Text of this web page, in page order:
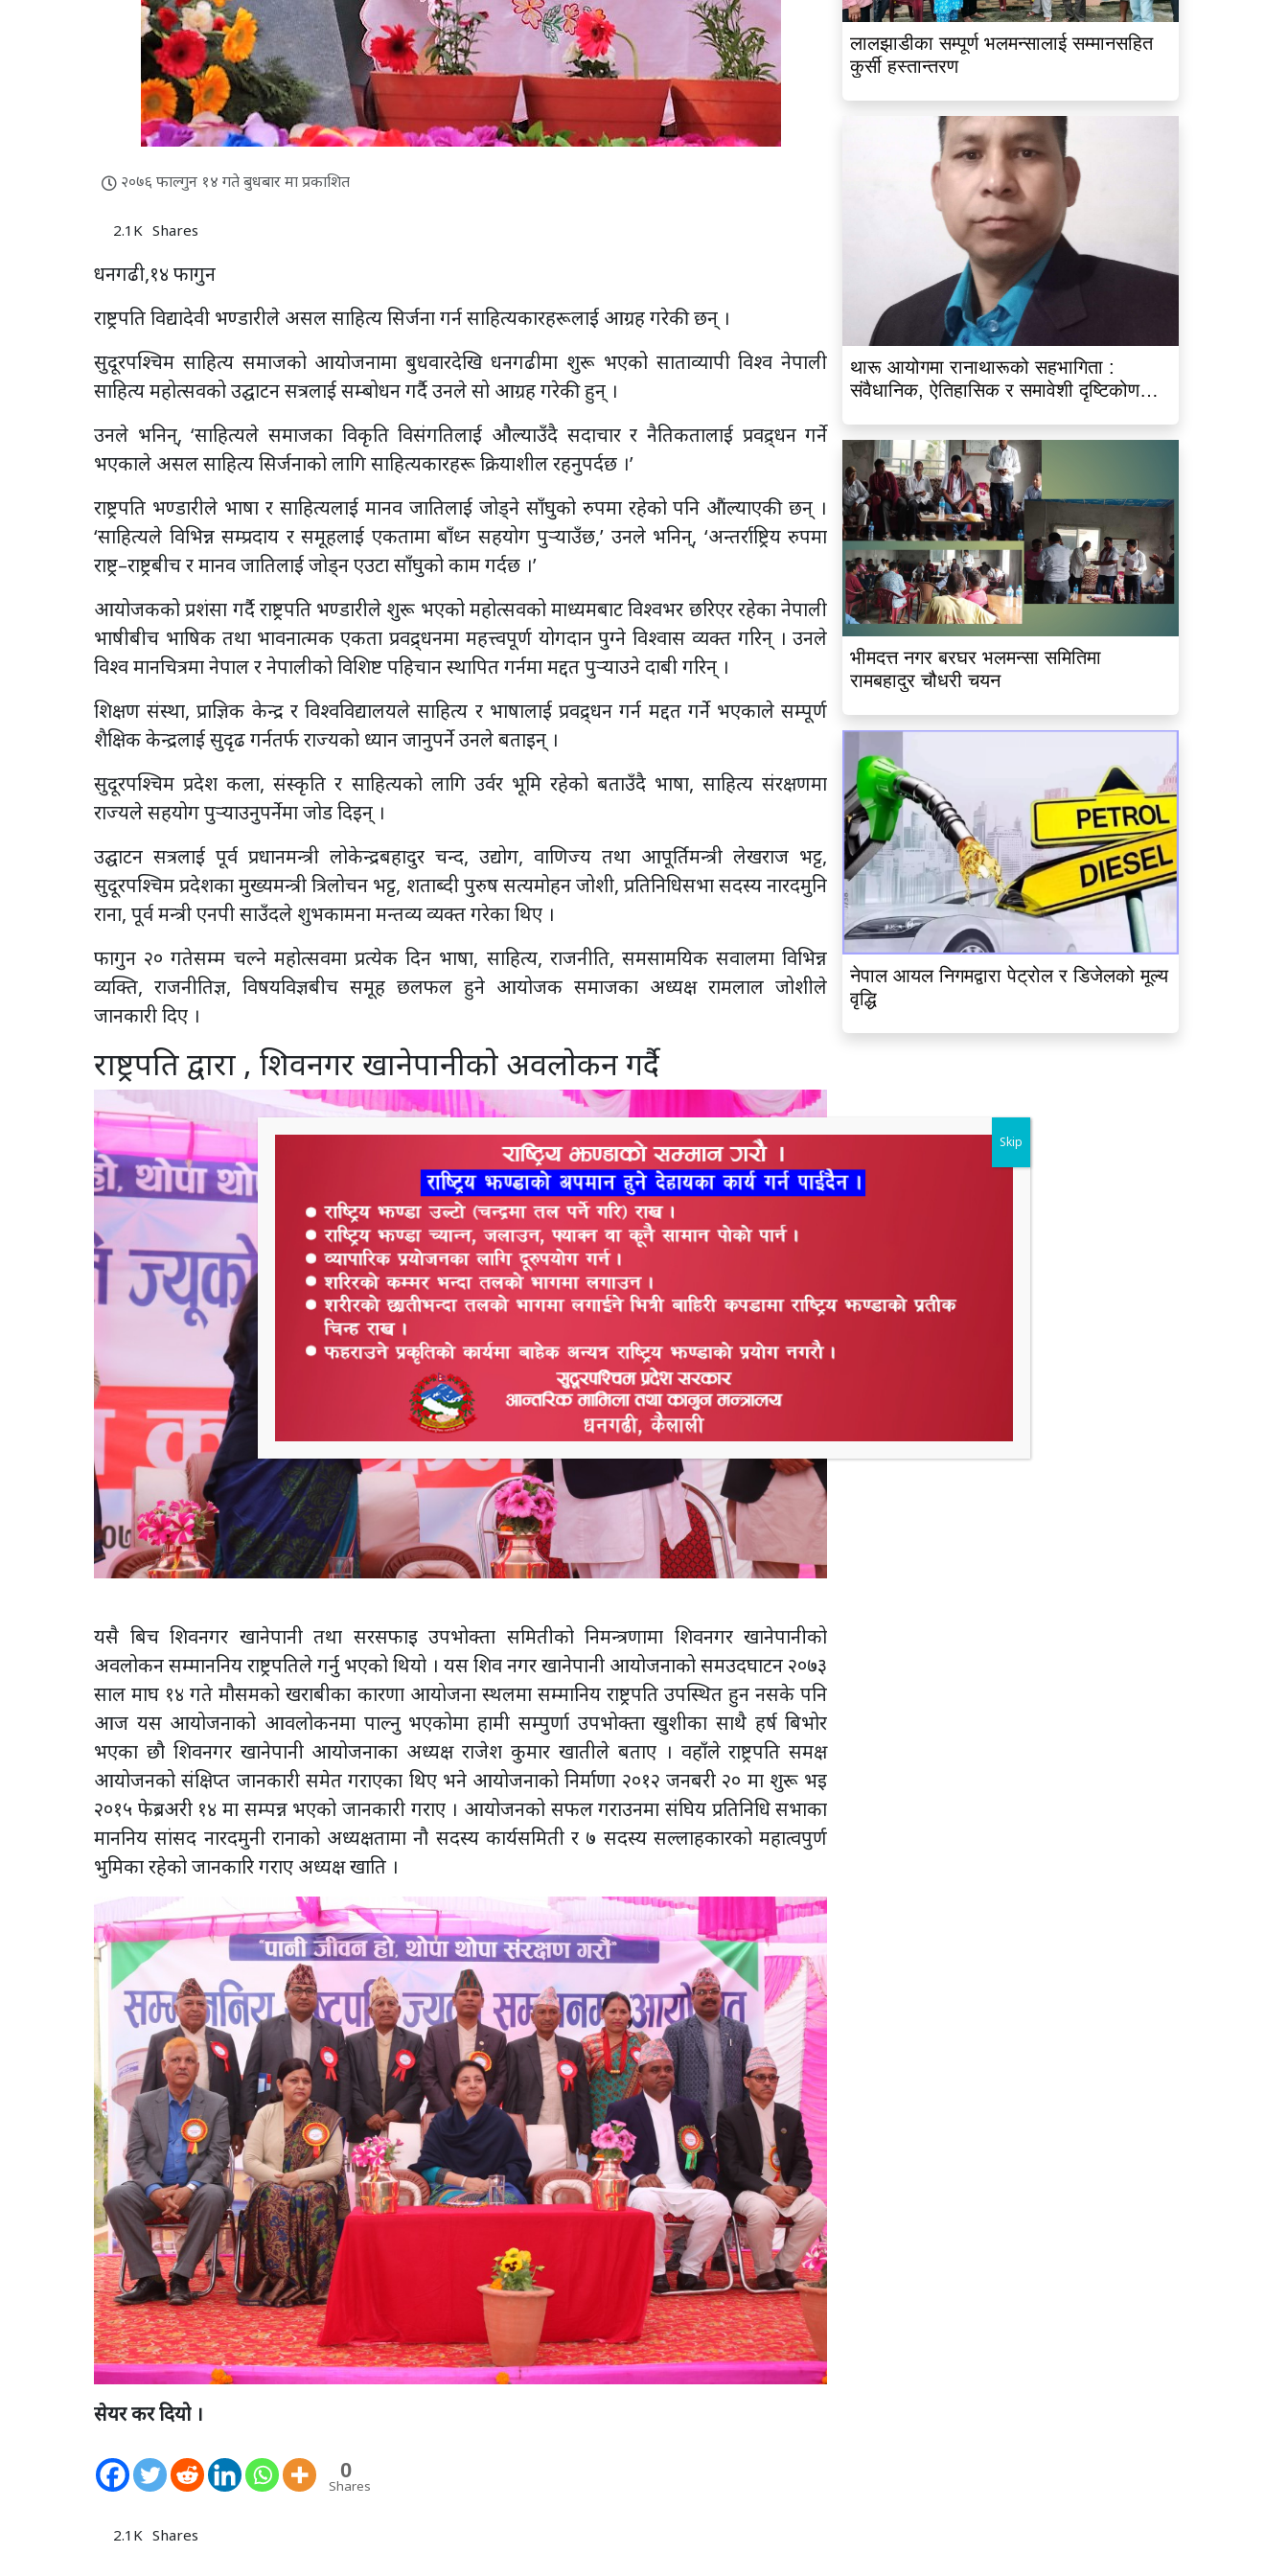
२०७६ फाल्गुन १४ गते बुधबार मा प्रकाशित
2.1K Shares
धनगढी,१४ फागुन
राष्ट्रपति विद्यादेवी भण्डारीले असल साहित्य सिर्जना गर्न साहित्यकारहरूलाई आग्रह गरेकी छन् ।
सुदूरपश्चिम साहित्य समाजको आयोजनामा बुधवारदेखि धनगढीमा शुरू भएको साताव्यापी विश्व नेपाली
साहित्य महोत्सवको उद्घाटन सत्रलाई सम्बोधन गर्दै उनले सो आग्रह गरेकी हुन् ।
उनले भनिन्, ‘साहित्यले समाजका विकृति विसंगतिलाई औल्याउँदै सदाचार र नैतिकतालाई प्रवद्र्धन गर्ने
भएकाले असल साहित्य सिर्जनाको लागि साहित्यकारहरू क्रियाशील रहनुपर्दछ ।’
राष्ट्रपति भण्डारीले भाषा र साहित्यलाई मानव जातिलाई जोड्ने साँघुको रुपमा रहेको पनि औंल्याएकी छन् ।
‘साहित्यले विभिन्न सम्प्रदाय र समूहलाई एकतामा बाँध्न सहयोग पुर्‍याउँछ,’ उनले भनिन्, ‘अन्तर्राष्ट्रिय रुपमा
राष्ट्र–राष्ट्रबीच र मानव जातिलाई जोड्न एउटा साँघुको काम गर्दछ ।’
आयोजकको प्रशंसा गर्दै राष्ट्रपति भण्डारीले शुरू भएको महोत्सवको माध्यमबाट विश्वभर छरिएर रहेका नेपाली
भाषीबीच भाषिक तथा भावनात्मक एकता प्रवद्र्धनमा महत्त्वपूर्ण योगदान पुग्ने विश्वास व्यक्त गरिन् । उनले
विश्व मानचित्रमा नेपाल र नेपालीको विशिष्ट पहिचान स्थापित गर्नमा मद्दत पुर्‍याउने दाबी गरिन् ।
शिक्षण संस्था, प्राज्ञिक केन्द्र र विश्वविद्यालयले साहित्य र भाषालाई प्रवद्र्धन गर्न मद्दत गर्ने भएकाले सम्पूर्ण
शैक्षिक केन्द्रलाई सुदृढ गर्नतर्फ राज्यको ध्यान जानुपर्ने उनले बताइन् ।
सुदूरपश्चिम प्रदेश कला, संस्कृति र साहित्यको लागि उर्वर भूमि रहेको बताउँदै भाषा, साहित्य संरक्षणमा
राज्यले सहयोग पुर्‍याउनुपर्नेमा जोड दिइन् ।
उद्घाटन सत्रलाई पूर्व प्रधानमन्त्री लोकेन्द्रबहादुर चन्द, उद्योग, वाणिज्य तथा आपूर्तिमन्त्री लेखराज भट्ट,
सुदूरपश्चिम प्रदेशका मुख्यमन्त्री त्रिलोचन भट्ट, शताब्दी पुरुष सत्यमोहन जोशी, प्रतिनिधिसभा सदस्य नारदमुनि
राना, पूर्व मन्त्री एनपी साउँदले शुभकामना मन्तव्य व्यक्त गरेका थिए ।
फागुन २० गतेसम्म चल्ने महोत्सवमा प्रत्येक दिन भाषा, साहित्य, राजनीति, समसामयिक सवालमा विभिन्न
व्यक्ति, राजनीतिज्ञ, विषयविज्ञबीच समूह छलफल हुने आयोजक समाजका अध्यक्ष रामलाल जोशीले
जानकारी दिए ।
राष्ट्रपति द्वारा , शिवनगर खानेपानीकाे अवलाेकन गर्दै
यसै बिच शिवनगर खानेपानी तथा सरसफाइ उपभोक्ता समितीको निमन्त्रणामा शिवनगर खानेपानीको
अवलोकन सम्माननिय राष्ट्रपतिले गर्नु भएको थियो । यस शिव नगर खानेपानी आयोजनाको समउदघाटन २०७३
साल माघ १४ गते मौसमको खराबीका कारणा आयोजना स्थलमा सम्मानिय राष्ट्रपति उपस्थित हुन नसके पनि
आज यस आयोजनाको आवलोकनमा पाल्नु भएकोमा हामी सम्पुर्णा उपभोक्ता खुशीका साथै हर्ष बिभोर
भएका छौ शिवनगर खानेपानी आयोजनाका अध्यक्ष राजेश कुमार खातीले बताए । वहाँले राष्ट्रपति समक्ष
आयोजनको संक्षिप्त जानकारी समेत गराएका थिए भने आयोजनाको निर्माणा २०१२ जनबरी २० मा शुरू भइ
२०१५ फेब्रअरी १४ मा सम्पन्न भएको जानकारी गराए । आयोजनको सफल गराउनमा संघिय प्रतिनिधि सभाका
माननिय सांसद नारदमुनी रानाको अध्यक्षतामा नौ सदस्य कार्यसमिती र ७ सदस्य सल्लाहकारको महात्वपुर्ण
भुमिका रहेको जानकारि गराए अध्यक्ष खाति ।
सेयर कर दियो ।
0
Shares
2.1K Shares
लालझाडीका सम्पूर्ण भलमन्सालाई सम्मानसहित
कुर्सी हस्तान्तरण
थारू आयोगमा रानाथारूको सहभागिता :
संवैधानिक, ऐतिहासिक र समावेशी दृष्टिकोणबाट
भीमदत्त नगर बरघर भलमन्सा समितिमा
रामबहादुर चौधरी चयन
नेपाल आयल निगमद्वारा पेट्रोल र डिजेलको मूल्य
वृद्धि
Skip